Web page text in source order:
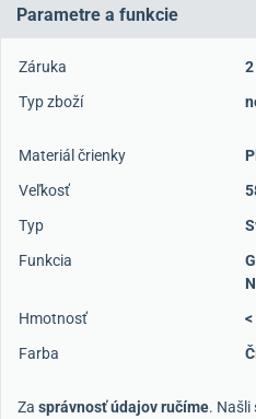
Parametre a funkcie
Záruka
Typ zboží
Materiál črienky
Veľkosť
Typ
Funkcia
Hmotnosť
Farba
Za správnosť údajov ručíme. Našli